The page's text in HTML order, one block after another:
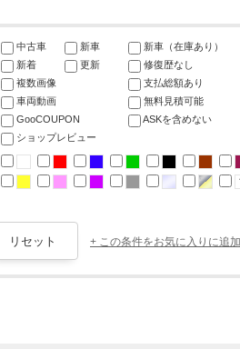
中古車 新車
新車（在庫あり）
新着
更新
修復歴なし
複数画像
支払総額あり
車両動画
無料見積可能
GooCOUPON
ASKを含めない
ショップレビュー
+ この条件をお気に入りに追加